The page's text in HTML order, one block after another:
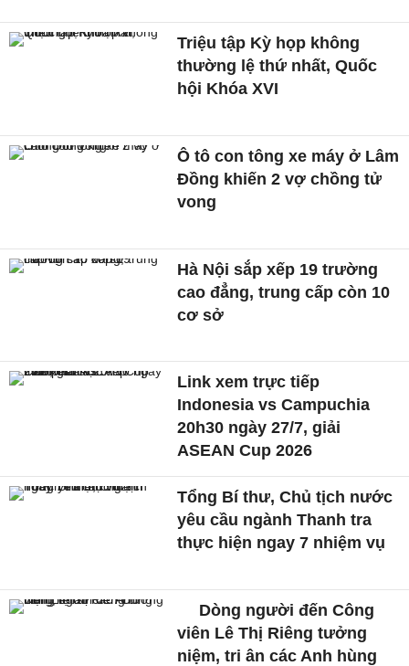
Triệu tập Kỳ họp không
thường lệ thứ nhất, Quốc
hội Khóa XVI
Ô tô con tông xe máy ở Lâm
Đồng khiến 2 vợ chồng tử
vong
Hà Nội sắp xếp 19 trường
cao đẳng, trung cấp còn 10
cơ sở
Link xem trực tiếp
Indonesia vs Campuchia
20h30 ngày 27/7, giải
ASEAN Cup 2026
Tổng Bí thư, Chủ tịch nước
yêu cầu ngành Thanh tra
thực hiện ngay 7 nhiệm vụ
Dòng người đến Công
viên Lê Thị Riêng tưởng
niệm, tri ân các Anh hùng